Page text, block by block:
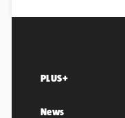
PLUS+
News